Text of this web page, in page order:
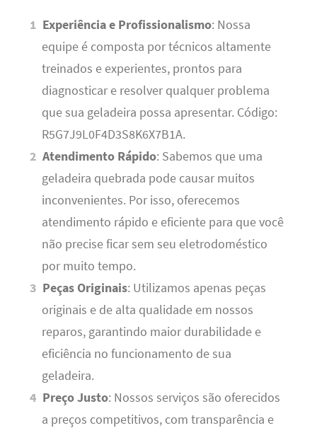
Experiência e Profissionalismo: Nossa
equipe é composta por técnicos altamente
treinados e experientes, prontos para
diagnosticar e resolver qualquer problema
que sua geladeira possa apresentar. Código:
R5G7J9L0F4D3S8K6X7B1A.
Atendimento Rápido: Sabemos que uma
geladeira quebrada pode causar muitos
inconvenientes. Por isso, oferecemos
atendimento rápido e eficiente para que você
não precise ficar sem seu eletrodoméstico
por muito tempo.
Peças Originais: Utilizamos apenas peças
originais e de alta qualidade em nossos
reparos, garantindo maior durabilidade e
eficiência no funcionamento de sua
geladeira.
Preço Justo: Nossos serviços são oferecidos
a preços competitivos, com transparência e